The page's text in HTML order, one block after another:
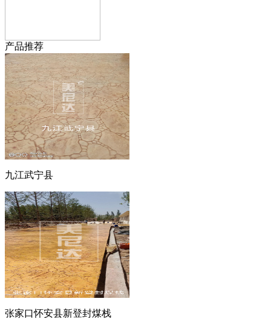
产品推荐
九江武宁县
张家口怀安县新登封煤栈